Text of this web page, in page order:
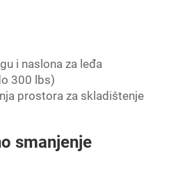
i naslona za leđa
300 lbs)
prostora za skladištenje
smanjenje